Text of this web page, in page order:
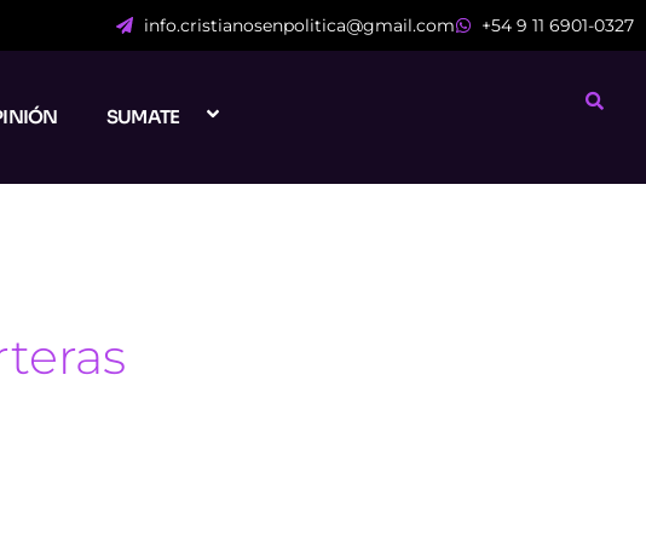
info.cristianosenpolitica@gmail.com +54 9 11 6901-0327
SUMATE